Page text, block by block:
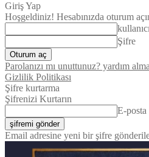
Giriş Yap
Hoşgeldiniz! Hesabınızda oturum
Şifre
Parolanızı mı unuttunuz? yardım
Gizlilik Politikası
Şifre kurtarma
Şifrenizi Kurtarın
E-posta
Email adresine yeni bir şifre